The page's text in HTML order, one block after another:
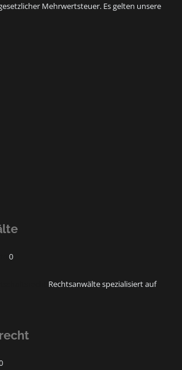
Mehrwertsteuer. Es gelten unsere
0
Rechtsanwälte spezialisiert auf